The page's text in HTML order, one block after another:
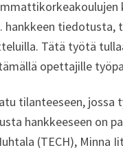
hankkeen tiedotusta,
Tätä työtä
opettajille
tilanteeseen, jossa
hankkeeseen on
(TECH), Minna